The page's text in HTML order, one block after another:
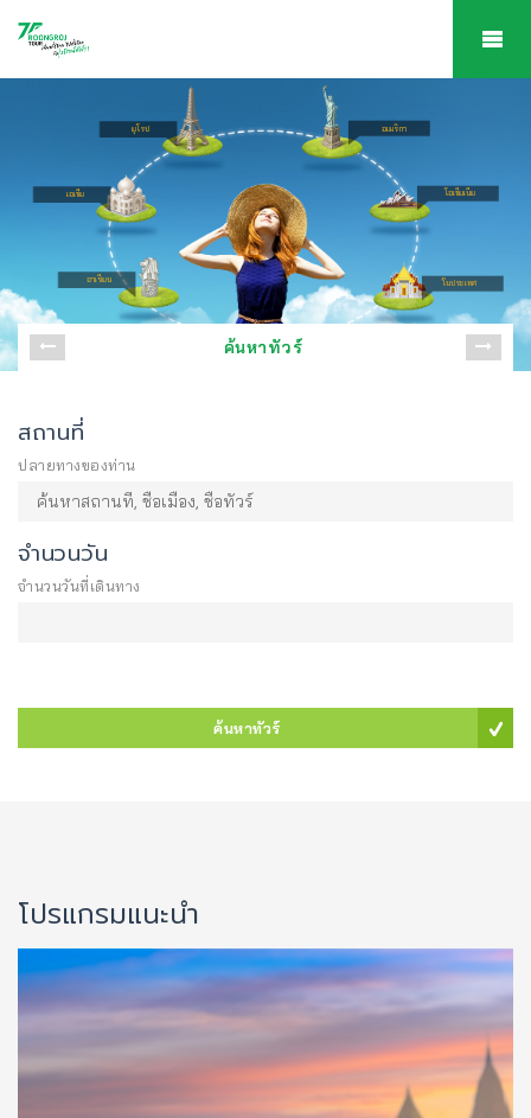
อาเซียน
เอเชีย
ยุโรป อเมริกา
โอเชียเนีย
ในประเทศ
ค้นหาทัวร์
สถานที่
ปลายทางของท่าน
จำนวนวัน
จำนวนวันที่เดินทาง
ค้นหาทัวร์
โปรแกรมแนะนำ